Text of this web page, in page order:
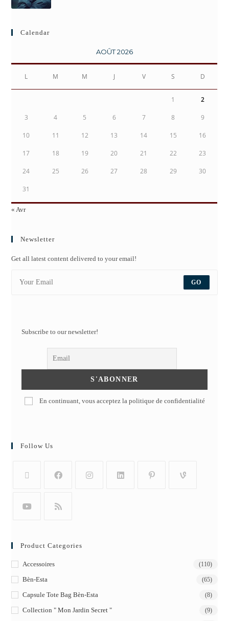
Calendar
AOÛT 2026
L M M J V S D
1 2
3 4 5 6 7 8 9
10 11 12 13 14 15 16
17 18 19 20 21 22 23
24 25 26 27 28 29 30
31
« Avr
Newsletter
Get all latest content delivered to your email!
GO
Subscribe to our newsletter!
En continuant, vous acceptez la politique de confidentialité
Follow Us
Product Categories
Accessoires (110)
Bèn-Esta (65)
Capsule Tote Bag Bèn-Esta (8)
Collection " Mon Jardin Secret " (9)